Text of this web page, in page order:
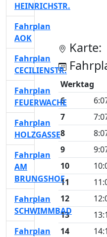
Karte:
Werktag
6
7
8
9
10
11
12
13
14
HEINRICHSTR.
Fahrplan
AOK
Fahrplan
CECILIENSTR.
Fahrplan
FEUERWACHE
Fahrplan
HOLZGASSE
Fahrplan
AM
BRUNGSHOF
Fahrplan
SCHWIMMBAD
Fahrplan